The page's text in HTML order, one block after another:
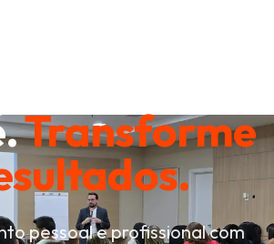
Transforme
pessoal e profissional com